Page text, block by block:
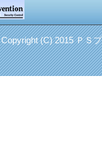
Copyright (C) 2015 ＰＳ